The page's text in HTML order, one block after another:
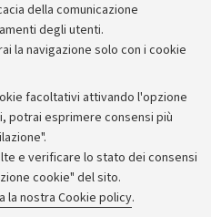
della comunicazione
degli utenti.
la navigazione solo con i cookie
facoltativi attivando l'opzione
potrai esprimere consensi più
e verificare lo stato dei consensi
cookie" del sito.
la nostra Cookie policy.
stampa
stampa